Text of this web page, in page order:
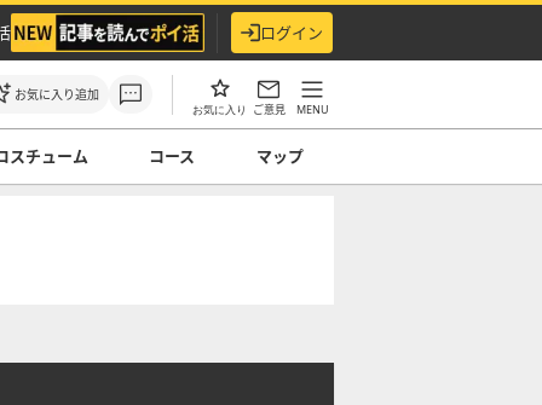
ログイン
お気に入り追加
お気に入り ご意見 MENU
スチューム コース マップ